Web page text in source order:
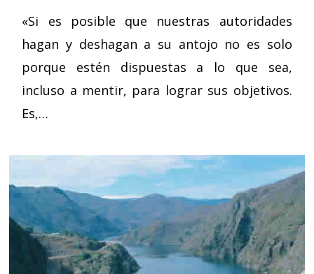
«Si es posible que nuestras autoridades
hagan y deshagan a su antojo no es solo
porque estén dispuestas a lo que sea,
incluso a mentir, para lograr sus objetivos.
Es,…